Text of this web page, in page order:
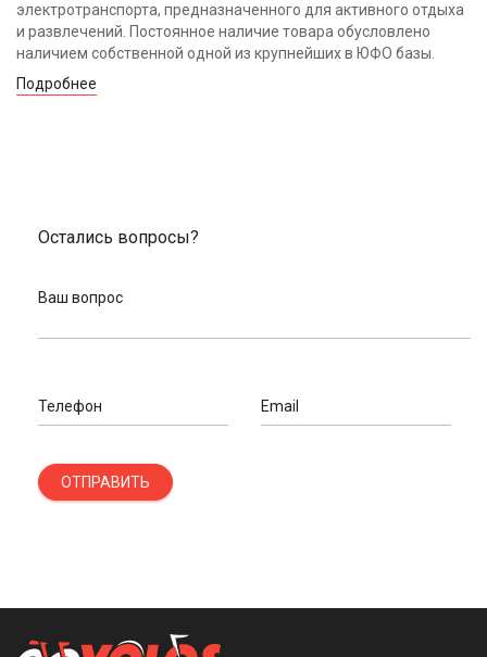
электротранспорта, предназначенного для активного отдыха
и развлечений. Постоянное наличие товара обусловлено
наличием собственной одной из крупнейших в ЮФО базы.
Подробнее
Остались вопросы?
Ваш вопрос
Телефон Email
ОТПРАВИТЬ